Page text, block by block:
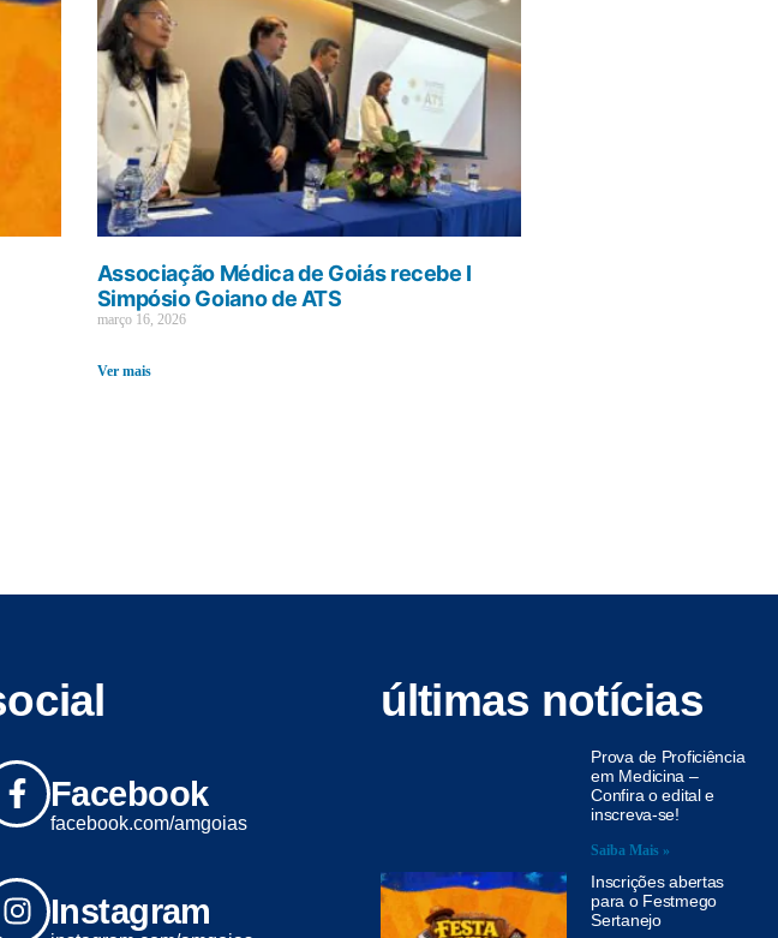
Associação Médica de Goiás recebe I
Simpósio Goiano de ATS
março 16, 2026
Ver mais
Facebook
facebook.com/amgoias
Instagram
últimas notícias
Prova de Proficiência
em Medicina –
Confira o edital e
inscreva-se!
Saiba Mais »
Inscrições abertas
para o Festmego
Sertanejo